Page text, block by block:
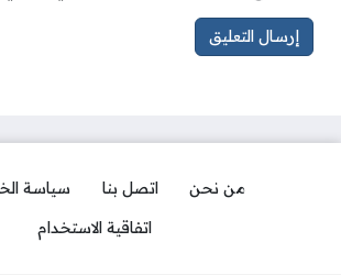
من نحن اتصل بنا
سياسة
اتفاقية الاستخدام